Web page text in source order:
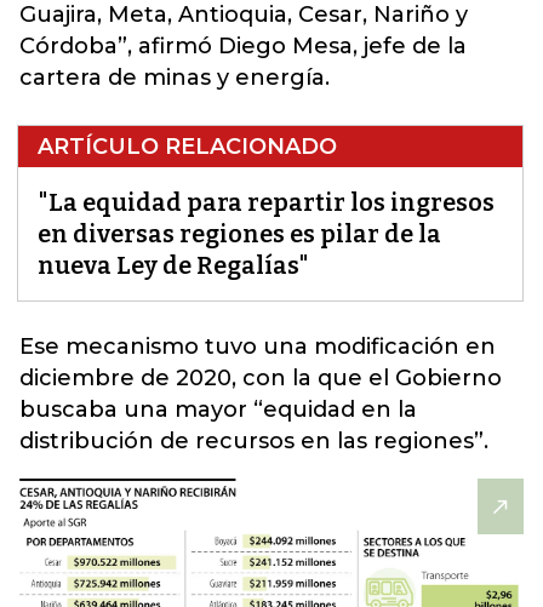
Guajira, Meta, Antioquia, Cesar, Nariño y
Córdoba”, afirmó Diego Mesa, jefe de la
cartera de minas y energía.
ARTÍCULO RELACIONADO
"La equidad para repartir los ingresos
en diversas regiones es pilar de la
nueva Ley de Regalías"
Ese mecanismo tuvo una modificación en
diciembre de 2020, con la que el Gobierno
buscaba una mayor “equidad en la
distribución de recursos en las regiones”.